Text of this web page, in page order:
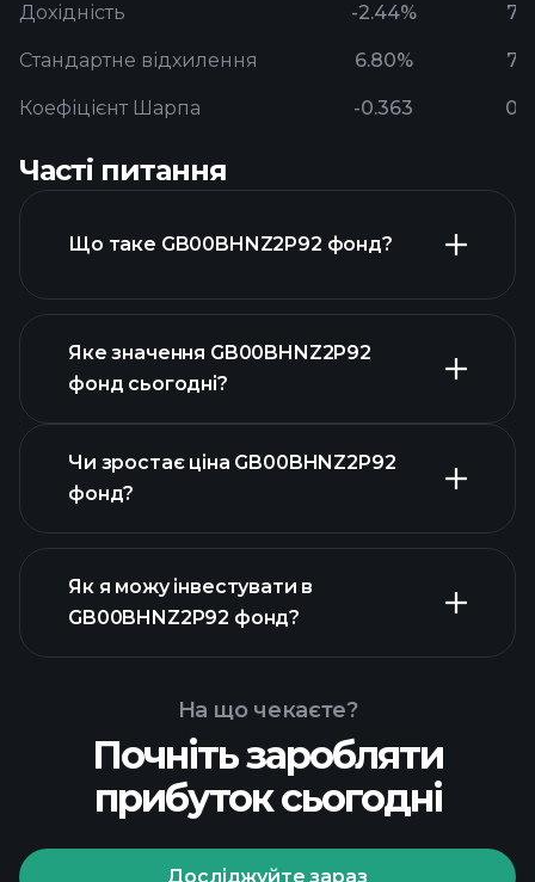
Дохідність -2.44%
Стандартне відхилення 6.80%
Коефіцієнт Шарпа -0.363
Часті питання
Що таке GB00BHNZ2P92 фонд?
Яке значення GB00BHNZ2P92
фонд сьогодні?
розширеній діаграмі
Чи зростає ціна GB00BHNZ2P92
фонд?
GB00BHNZ2P92 фонд
Як я можу інвестувати в
GB00BHNZ2P92 фонд?
На що чекаєте?
Почніть заробляти
прибуток сьогодні
Досліджуйте зараз